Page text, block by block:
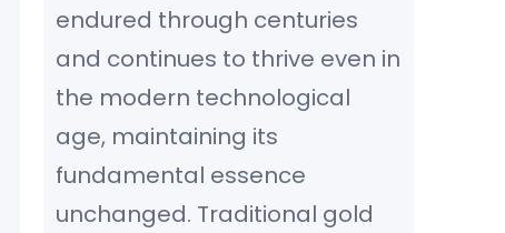
endured through centuries
and continues to thrive even in
the modern technological
age, maintaining its
fundamental essence
unchanged. Traditional gold